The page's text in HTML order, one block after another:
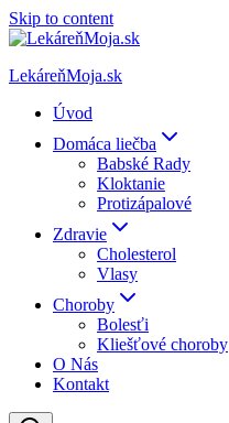
Skip to content
LekáreňMoja.sk
Úvod
Domáca liečba
Babské Rady
Kloktanie
Protizápalové
Zdravie
Cholesterol
Vlasy
Choroby
Bolesťi
Kliešťové choroby
O Nás
Kontakt